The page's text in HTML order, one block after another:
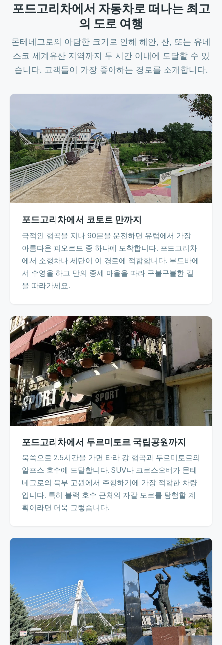
포드고리차에서 자동차로 떠나는 최고
의 도로 여행
몬테네그로의 아담한 크기로 인해 해안, 산, 또는 유네
스코 세계유산 지역까지 두 시간 이내에 도달할 수 있
습니다. 고객들이 가장 좋아하는 경로를 소개합니다.
포드고리차에서 코토르 만까지
극적인 협곡을 지나 90분을 운전하면 유럽에서 가장
아름다운 피오르드 중 하나에 도착합니다. 포드고리차
에서 소형차나 세단이 이 경로에 적합합니다. 부드바에
서 수영을 하고 만의 중세 마을을 따라 구불구불한 길
을 따라가세요.
포드고리차에서 두르미토르 국립공원까지
북쪽으로 2.5시간을 가면 타라 강 협곡과 두르미토르의
알프스 호수에 도달합니다. SUV나 크로스오버가 몬테
네그로의 북부 고원에서 주행하기에 가장 적합한 차량
입니다. 특히 블랙 호수 근처의 자갈 도로를 탐험할 계
획이라면 더욱 그렇습니다.